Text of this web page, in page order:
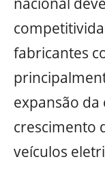
fabricantes
expansão da
crescimento
veículos